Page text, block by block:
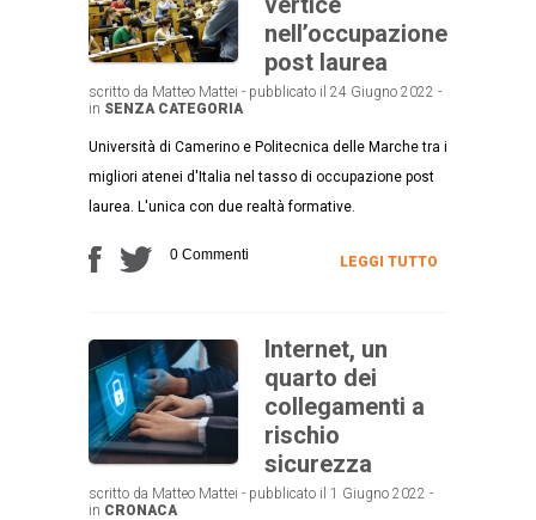
nell’occupazione
post laurea
scritto da Matteo Mattei - pubblicato il 24 Giugno 2022 -
in SENZA CATEGORIA
Università di Camerino e Politecnica delle Marche tra i
migliori atenei d'Italia nel tasso di occupazione post
laurea. L'unica con due realtà formative.
0 Commenti LEGGI TUTTO
Internet, un
quarto dei
collegamenti a
rischio
sicurezza
scritto da Matteo Mattei - pubblicato il 1 Giugno 2022 -
in CRONACA